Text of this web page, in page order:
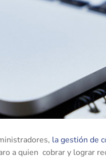
la gestión de
a quien cobrar y lograr